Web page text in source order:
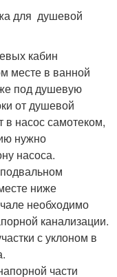
для душевой
кабин
месте в ванной
под душевую
от душевой
насос самотеком,
нужно
насоса.
ниже
необходимо
канализации.
с уклоном в
части